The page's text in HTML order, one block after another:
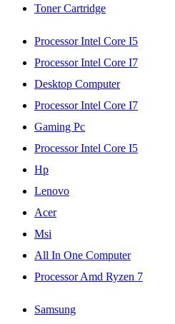
Toner Cartridge
Processor Intel Core I5
Processor Intel Core I7
Desktop Computer
Processor Intel Core I7
Gaming Pc
Processor Intel Core I5
Hp
Lenovo
Acer
Msi
All In One Computer
Processor Amd Ryzen 7
Samsung